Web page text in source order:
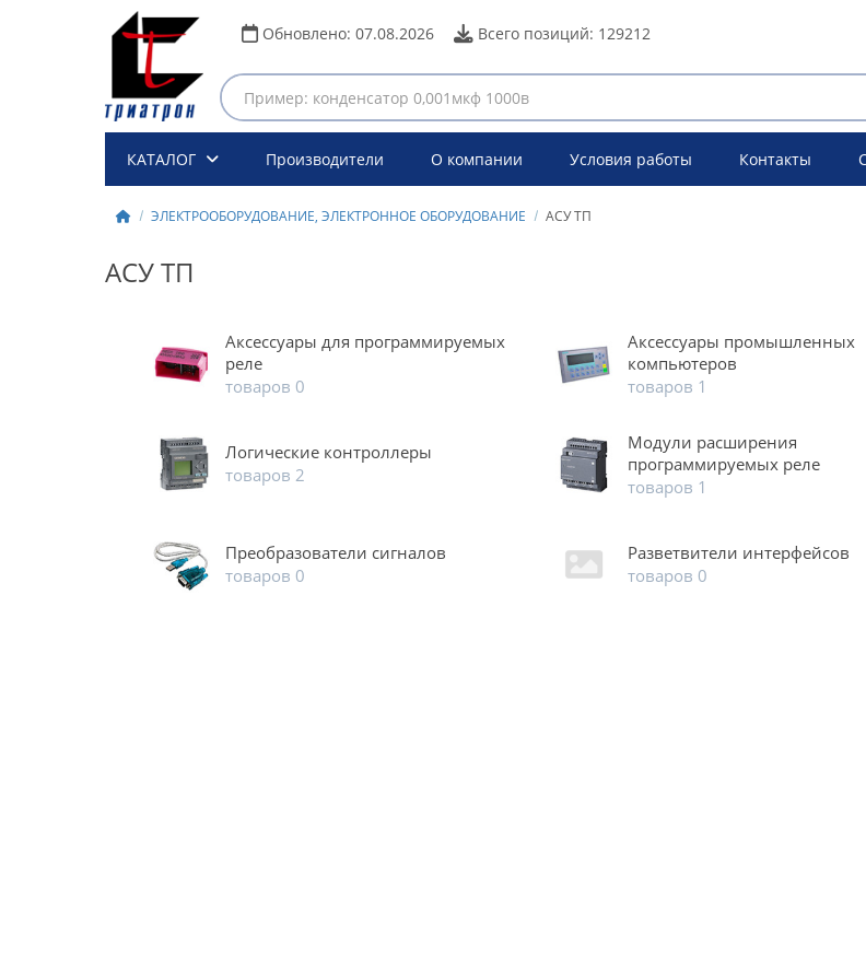
Обновлено: 07.08.2026 Всего позиций: 129212
КАТАЛОГ Производители О компании Условия работы Контакты
ЭЛЕКТРООБОРУДОВАНИЕ, ЭЛЕКТРОННОЕ ОБОРУДОВАНИЕ АСУ ТП
АСУ ТП
Аксессуары для программируемых
реле
товаров 0
Аксессуары промышленных
компьютеров
товаров 1
Логические контроллеры
товаров 2
Модули расширения
программируемых реле
товаров 1
Преобразователи сигналов
товаров 0
Разветвители интерфейсов
товаров 0